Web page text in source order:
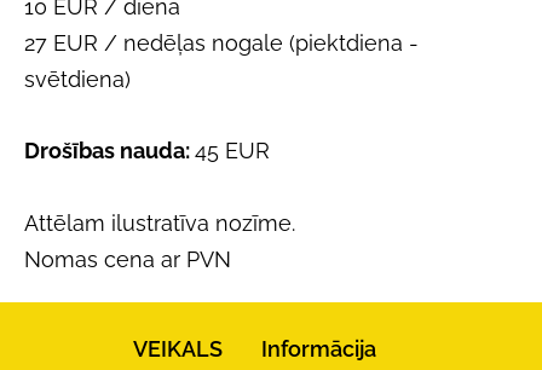
10 EUR / diena
27 EUR / nedēļas nogale (piektdiena -
svētdiena)
Drošības nauda:45 EUR
Attēlam ilustratīva nozīme.
Nomas cena ar PVN
VEIKALS
Informācija